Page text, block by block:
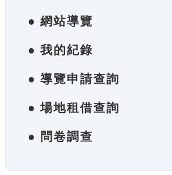
● 網站導覽
● 我的紀錄
● 導覽申請查詢
● 場地租借查詢
● 問卷調查